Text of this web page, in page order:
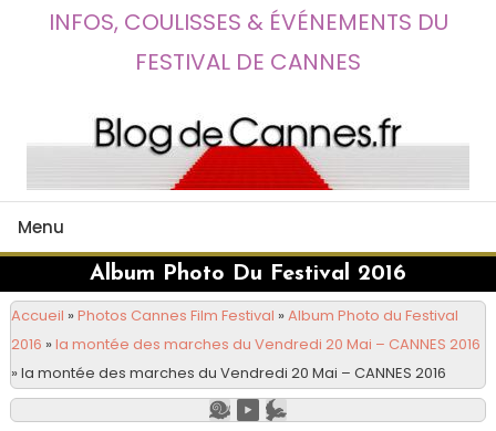
INFOS, COULISSES & ÉVÉNEMENTS DU
FESTIVAL DE CANNES
Menu
Album Photo Du Festival 2016
Accueil »Photos Cannes Film Festival »Album Photo du Festival
2016 »la montée des marches du Vendredi 20 Mai – CANNES 2016
»la montée des marches du Vendredi 20 Mai – CANNES 2016